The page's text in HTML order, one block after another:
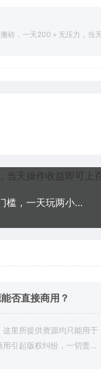
砖，一天200＋无压力，当
小红书需求最大的虚拟资料变现，无门槛，一天玩两小时入300+（教程+资料）
否直接商用？
里所提供资源均只能用于
引起版权纠纷，一切责任